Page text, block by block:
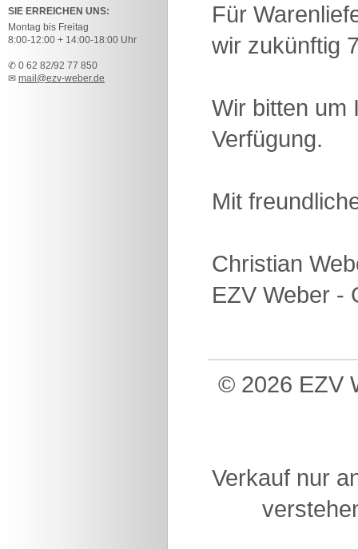
SIE ERREICHEN UNS:
Montag bis Freitag
8:00-12:00 + 14:00-18:00 Uhr
✆ 0 62 82/92 77 850
✉ mail@ezv-weber.de
Für
wir zukünftig
Wir bitten um
Verfügung.
Mit
Christian
EZV Weber -
© 2026 EZV
Verkauf nur